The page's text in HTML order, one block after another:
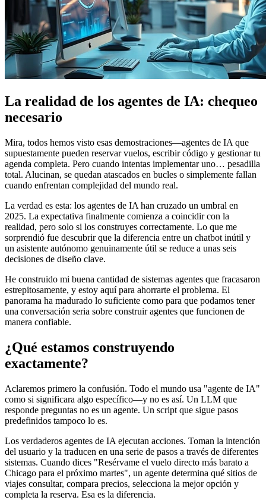
La realidad de los agentes de IA: chequeo
necesario
Mira, todos hemos visto esas demostraciones—agentes de IA que
supuestamente pueden reservar vuelos, escribir código y gestionar tu
agenda completa. Pero cuando intentas implementar uno… pesadilla
total. Alucinan, se quedan atascados en bucles o simplemente fallan
cuando enfrentan complejidad del mundo real.
La verdad es esta: los agentes de IA han cruzado un umbral en
2025. La expectativa finalmente comienza a coincidir con la
realidad, pero solo si los construyes correctamente. Lo que me
sorprendió fue descubrir que la diferencia entre un chatbot inútil y
un asistente autónomo genuinamente útil se reduce a unas seis
decisiones de diseño clave.
He construido mi buena cantidad de sistemas agentes que fracasaron
estrepitosamente, y estoy aquí para ahorrarte el problema. El
panorama ha madurado lo suficiente como para que podamos tener
una conversación seria sobre construir agentes que funcionen de
manera confiable.
¿Qué estamos construyendo
exactamente?
Aclaremos primero la confusión. Todo el mundo usa "agente de IA"
como si significara algo específico—y no es así. Un LLM que
responde preguntas no es un agente. Un script que sigue pasos
predefinidos tampoco lo es.
Los verdaderos agentes de IA ejecutan acciones. Toman la intención
del usuario y la traducen en una serie de pasos a través de diferentes
sistemas. Cuando dices "Resérvame el vuelo directo más barato a
Chicago para el próximo martes", un agente determina qué sitios de
viajes consultar, compara precios, selecciona la mejor opción y
completa la reserva. Esa es la diferencia.